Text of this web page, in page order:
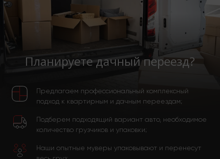
Планируете дачный переезд?
Предлагаем профессиональный комплексный
подход к квартирным и дачным переездам;
Подберем подходящий вариант авто, необходимое
количество грузчиков и упаковки;
Наши опытные муверы упаковывают и перенесут